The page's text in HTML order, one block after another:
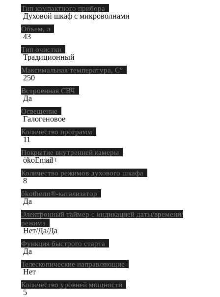
Тип компактного прибора
Духовой шкаф с микроволнами
Объем, л
43
Тип очистки
Традиционный
Максимальная температура, С°
250
Встроенная СВЧ
Да
Освещение
Галогеновое
Количество программ
11
Покрытие внутренней камеры
ökoEmail+
Количество режимов духового шкафа
8
ökotherm®-катализатор
Да
Электронный таймер с индикацией даты/времени/
режима
Нет/Да/Да
Функция быстрого старта
Да
Телескопические направляющие
Нет
Количество уровней мощности
5